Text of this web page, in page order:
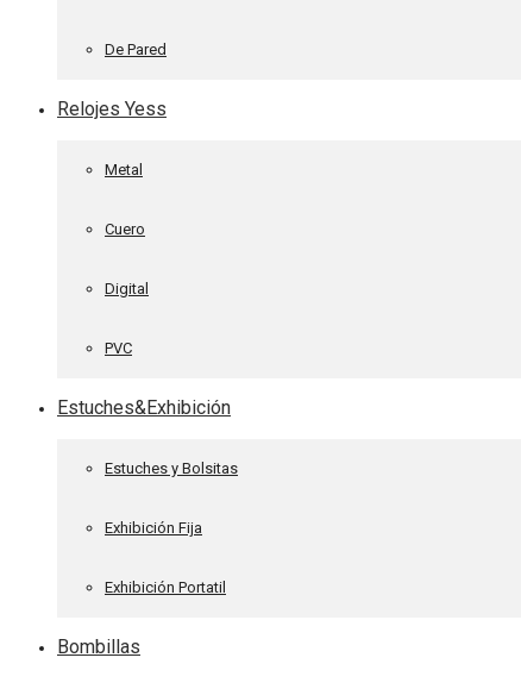
De Pared
Relojes Yess
Metal
Cuero
Digital
PVC
Estuches&Exhibición
Estuches y Bolsitas
Exhibición Fija
Exhibición Portatil
Bombillas